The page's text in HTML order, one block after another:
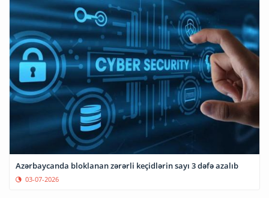
Azərbaycanda bloklanan zərərli keçidlərin sayı 3 dəfə azalıb
03-07-2026